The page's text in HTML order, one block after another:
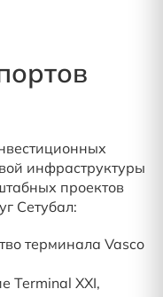
инфраструктуры
проектов
Сетубал:
терминала Vasco
Terminal XXI,